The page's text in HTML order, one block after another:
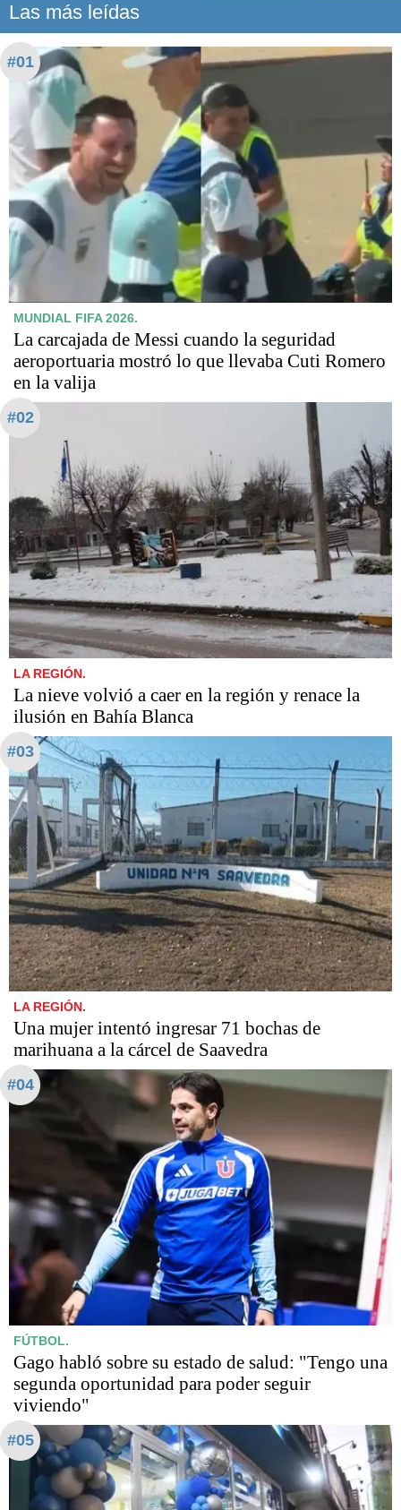
Las más leídas
#01
MUNDIAL FIFA 2026.
La carcajada de Messi cuando la seguridad
aeroportuaria mostró lo que llevaba Cuti Romero
en la valija
#02
LA REGIÓN.
La nieve volvió a caer en la región y renace la
ilusión en Bahía Blanca
#03
LA REGIÓN.
Una mujer intentó ingresar 71 bochas de
marihuana a la cárcel de Saavedra
#04
FÚTBOL.
Gago habló sobre su estado de salud: "Tengo una
segunda oportunidad para poder seguir
viviendo"
#05